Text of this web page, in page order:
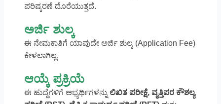
ಪರಿಷ್ಕರಣೆ ದೊರೆಯುತ್ತದೆ.
ಅರ್ಜಿ ಶುಲ್ಕ
ಈ ನೇಮಕಾತಿಗೆ ಯಾವುದೇ ಅರ್ಜಿ ಶುಲ್ಕ (Application Fee)
ಕೇಳಲಾಗಿಲ್ಲ.
ಆಯ್ಕೆ ಪ್ರಕ್ರಿಯೆ
ಈ ಹುದ್ದೆಗಳಿಗೆ ಅಭ್ಯರ್ಥಿಗಳನ್ನು ಲಿಖಿತ ಪರೀಕ್ಷೆ, ವೃತ್ತಿಪರ ಕೌಶಲ್ಯ